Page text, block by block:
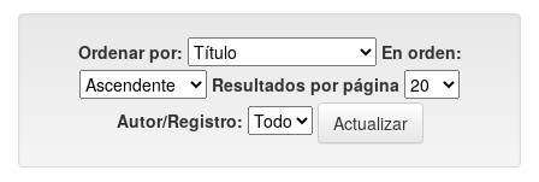
Ordenar por:
En orden:
Resultados por página
Autor/Registro: